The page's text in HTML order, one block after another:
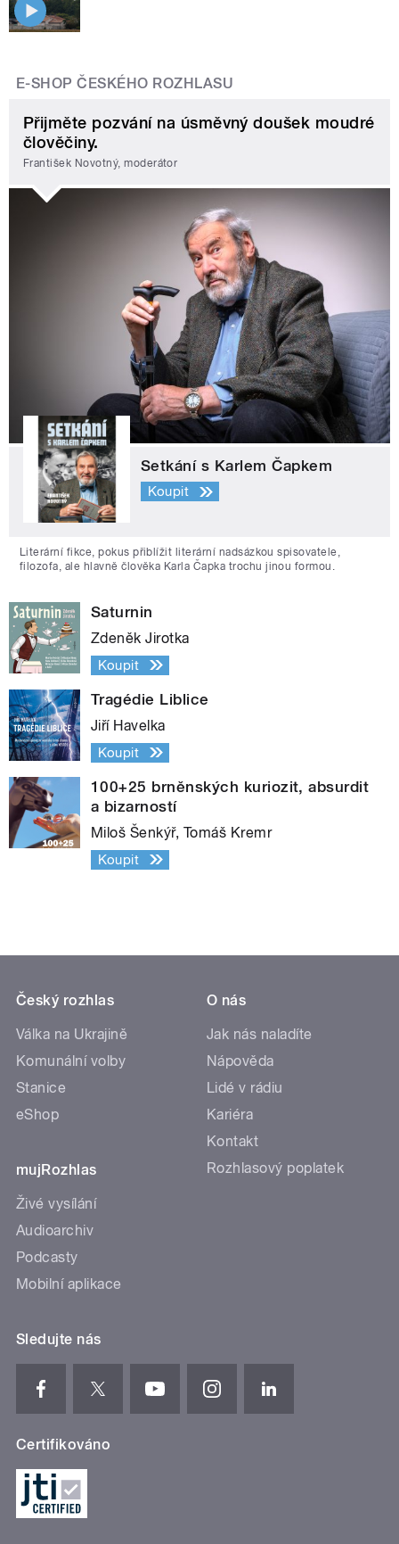
E-SHOP ČESKÉHO ROZHLASU
Přijměte pozvání na úsměvný doušek moudré
člověčiny.
František Novotný, moderátor
Setkání s Karlem Čapkem
Koupit
Literární fikce, pokus přiblížit literární nadsázkou spisovatele,
filozofa, ale hlavně člověka Karla Čapka trochu jinou formou.
Saturnin
Zdeněk Jirotka
Koupit
Tragédie Liblice
Jiří Havelka
Koupit
100+25 brněnských kuriozit, absurdit
a bizarností
Miloš Šenkýř, Tomáš Kremr
Koupit
Český rozhlas
Válka na Ukrajině
Komunální volby
Stanice
eShop
mujRozhlas
Živé vysílání
Audioarchiv
Podcasty
Mobilní aplikace
O nás
Jak nás naladíte
Nápověda
Lidé v rádiu
Kariéra
Kontakt
Rozhlasový poplatek
Sledujte nás
Certifikováno